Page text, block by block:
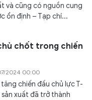
và cũng có nguồn cung
ổn định – Tạp chí...
chốt trong chiến
2024 00:00
chiến đấu chủ lực T-
xuất đã trở thành